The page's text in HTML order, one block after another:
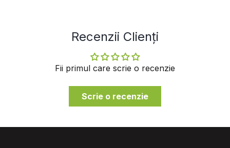
Recenzii Clienți
Fii primul care scrie o recenzie
Scrie o recenzie